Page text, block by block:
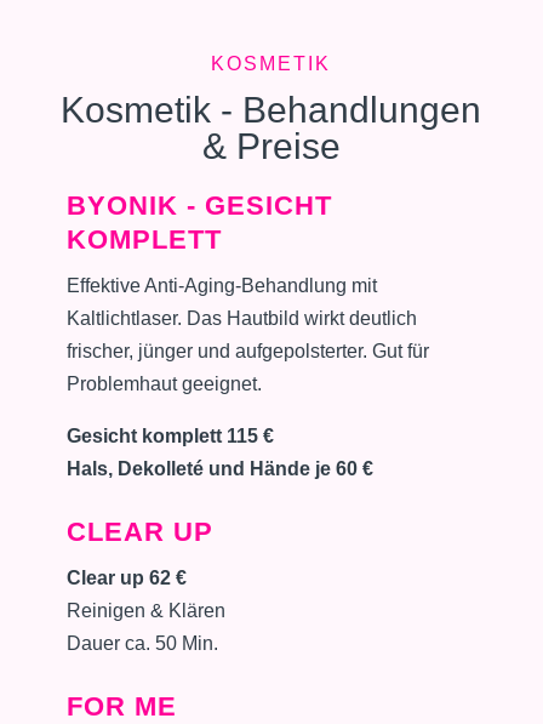
KOSMETIK
Kosmetik - Behandlungen
& Preise
BYONIK - GESICHT
KOMPLETT
Effektive Anti-Aging-Behandlung mit
Kaltlichtlaser. Das Hautbild wirkt deutlich
frischer, jünger und aufgepolsterter. Gut für
Problemhaut geeignet.
Gesicht komplett 115 €
Hals, Dekolleté und Hände je 60 €
CLEAR UP
Clear up 62 €
Reinigen & Klären
Dauer ca. 50 Min.
FOR ME